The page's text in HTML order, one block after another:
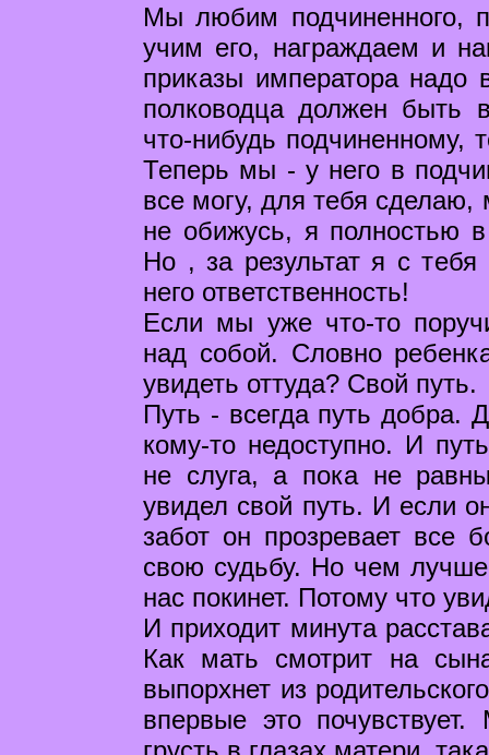
Мы любим подчиненного,
учим его, награждаем и
приказы императора надо
полководца должен быть
что-нибудь
Теперь мы - у него в
все могу, для тебя
не обижусь, я полностью
Но , за результат я с
него ответственность!
Если мы уже что-то
над собой. Словно
увидеть оттуда? Свой путь.
Путь - всегда путь добра.
кому-то недоступно. И
не слуга, а пока не
увидел свой путь. И если
забот он прозревает все
свою судьбу. Но чем
нас покинет. Потому что
И приходит минута
Как мать смотрит на
выпорхнет из
впервые это